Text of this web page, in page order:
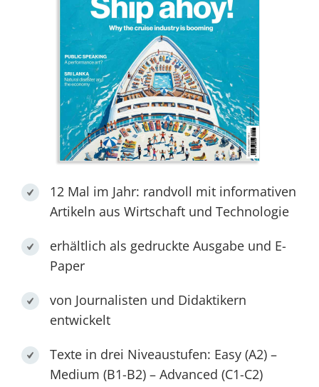
12 Mal im Jahr: randvoll mit informativen
Artikeln aus Wirtschaft und Technologie
erhältlich als gedruckte Ausgabe und E-
Paper
von Journalisten und Didaktikern
entwickelt
Texte in drei Niveaustufen: Easy (A2) –
Medium (B1-B2) – Advanced (C1-C2)